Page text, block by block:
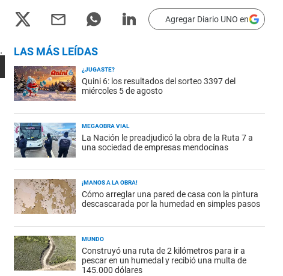
Agregar Diario UNO en
LAS MÁS LEÍDAS
¿JUGASTE?
Quini 6: los resultados del sorteo 3397 del
miércoles 5 de agosto
MEGAOBRA VIAL
La Nación le preadjudicó la obra de la Ruta 7 a
una sociedad de empresas mendocinas
¡MANOS A LA OBRA!
Cómo arreglar una pared de casa con la pintura
descascarada por la humedad en simples pasos
MUNDO
Construyó una ruta de 2 kilómetros para ir a
pescar en un humedal y recibió una multa de
145.000 dólares